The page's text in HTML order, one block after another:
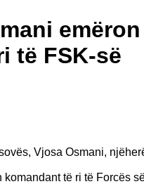
të FSK-së
Vjosa Osmani,
të ri të Forcës